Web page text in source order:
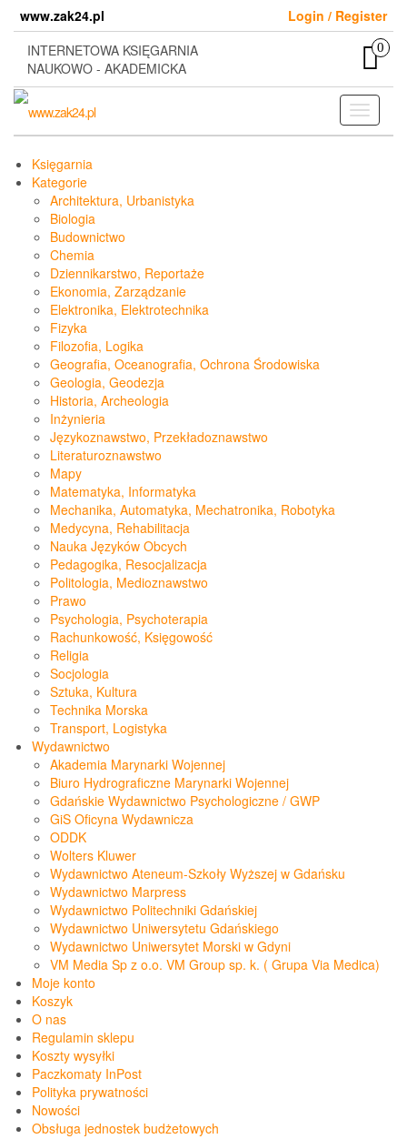
content
www.zak24.pl
Login / Register
INTERNETOWA KSIĘGARNIA
NAUKOWO - AKADEMICKA
0
Toggle
Księgarnia
Kategorie
Architektura, Urbanistyka
Biologia
Budownictwo
Chemia
Dziennikarstwo, Reportaże
Ekonomia, Zarządzanie
Elektronika, Elektrotechnika
Fizyka
Filozofia, Logika
Geografia, Oceanografia, Ochrona Środowiska
Geologia, Geodezja
Historia, Archeologia
Inżynieria
Językoznawstwo, Przekładoznawstwo
Literaturoznawstwo
Mapy
Matematyka, Informatyka
Mechanika, Automatyka, Mechatronika, Robotyka
Medycyna, Rehabilitacja
Nauka Języków Obcych
Pedagogika, Resocjalizacja
Politologia, Medioznawstwo
Prawo
Psychologia, Psychoterapia
Rachunkowość, Księgowość
Religia
Socjologia
Sztuka, Kultura
Technika Morska
Transport, Logistyka
Wydawnictwo
Akademia Marynarki Wojennej
Biuro Hydrograficzne Marynarki Wojennej
Gdańskie Wydawnictwo Psychologiczne / GWP
GiS Oficyna Wydawnicza
ODDK
Wolters Kluwer
Wydawnictwo Ateneum-Szkoły Wyższej w Gdańsku
Wydawnictwo Marpress
Wydawnictwo Politechniki Gdańskiej
Wydawnictwo Uniwersytetu Gdańskiego
Wydawnictwo Uniwersytet Morski w Gdyni
VM Media Sp z o.o. VM Group sp. k. ( Grupa Via Medica)
Moje konto
Koszyk
O nas
Regulamin sklepu
Koszty wysyłki
Paczkomaty InPost
Polityka prywatności
Nowości
Obsługa jednostek budżetowych